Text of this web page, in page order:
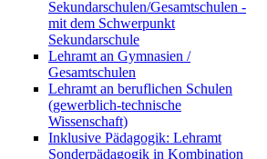
Sekundarschulen/Gesamtschulen -
mit dem Schwerpunkt
Sekundarschule
Lehramt an Gymnasien /
Gesamtschulen
Lehramt an beruflichen Schulen
(gewerblich-technische
Wissenschaft)
Inklusive Pädagogik: Lehramt
Sonderpädagogik in Kombination